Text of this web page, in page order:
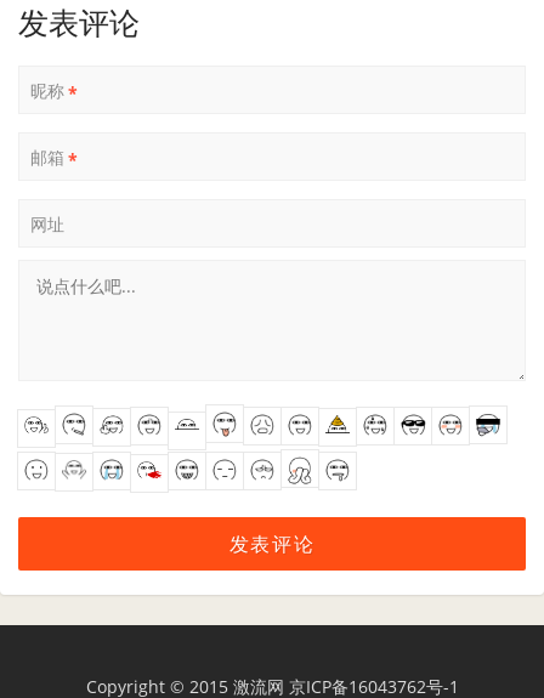
发表评论
昵称*
邮箱 *
网址
Copyright © 2015 激流网 京ICP备16043762号-1